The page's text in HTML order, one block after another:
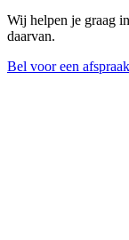
Wij helpen je graag
daarvan.
Bel voor een afspraak